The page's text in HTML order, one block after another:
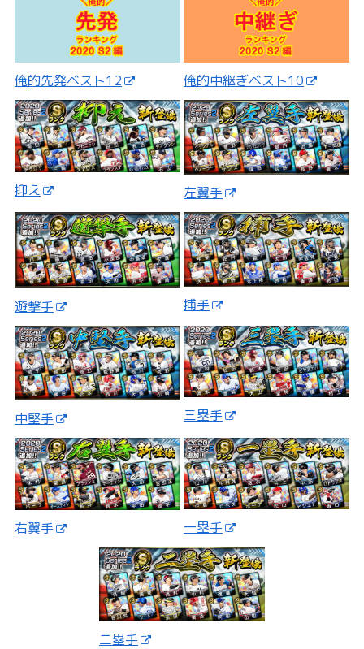
俺的先発ベスト12 俺的中継ぎベスト10
抑え 左翼手
遊撃手 捕手
中堅手 三塁手
右翼手 一塁手
二塁手